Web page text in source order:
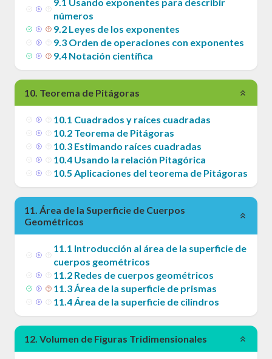
números
9.2 Leyes de los exponentes
9.3 Orden de operaciones con exponentes
9.4 Notación científica
10. Teorema de Pitágoras
10.1 Cuadrados y raíces cuadradas
10.2 Teorema de Pitágoras
10.3 Estimando raíces cuadradas
10.4 Usando la relación Pitagórica
10.5 Aplicaciones del teorema de Pitágoras
11. Área de la Superficie de Cuerpos
Geométricos
11.1 Introducción al área de la superficie de
cuerpos geométricos
11.2 Redes de cuerpos geométricos
11.3Área de la superficie de prismas
11.4Área de la superficie de cilindros
12. Volumen de Figuras Tridimensionales